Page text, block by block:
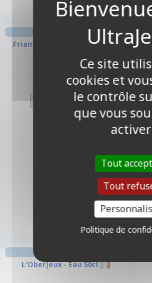
FRIANDISES & BOISSONS
Friandise - Haribo Sachet
2,50 €
Disponible
L'OberJeux - Eau 50cl
Ce site
cookies et
le contrôle
que vous
activer
Tout
Tout
Politique de